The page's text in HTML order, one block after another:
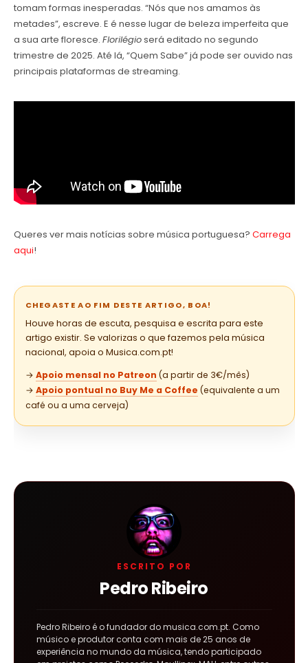
tomam formas inesperadas. “Nós que nos amamos às
metades”, escreve. E é nesse lugar de beleza imperfeita que
a sua arte floresce. Florilégioserá editado no segundo
trimestre de 2025. Até lá, “Quem Sabe” já pode ser ouvido nas
principais plataformas de streaming.
Queres ver mais notícias sobre música portuguesa? Carrega
aqui!
CHEGASTE AO FIM DESTE ARTIGO, BOA!
Houve horas de escuta, pesquisa e escrita para este
artigo existir. Se valorizas o que fazemos pela música
nacional, apoia o Musica.com.pt!
→ Apoio mensal no Patreon (a partir de 3€/mês)
→ Apoio pontual no Buy Me a Coffee (equivalente a um
café ou a uma cerveja)
ESCRITO POR
Pedro Ribeiro
Pedro Ribeiro é o fundador do musica.com.pt. Como
músico e produtor conta com mais de 25 anos de
experiência no mundo da música, tendo participado